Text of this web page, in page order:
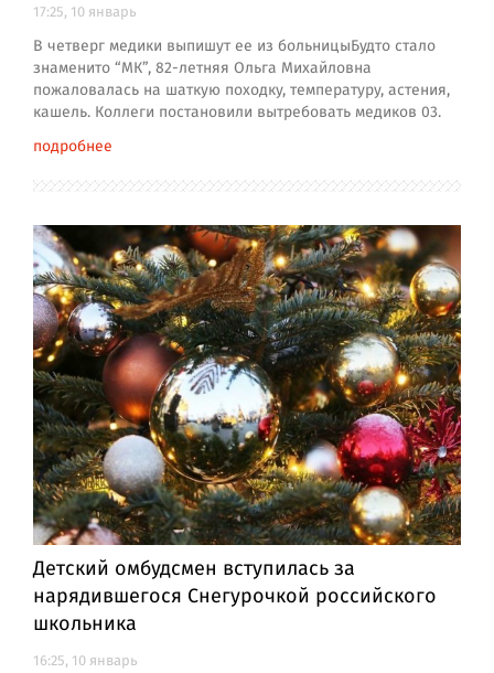
17:25, 10 январь
В четверг медики выпишут ее из больницыБудто стало
знаменито “МК”, 82-летняя Ольга Михайловна
пожаловалась на шаткую походку, температуру, астения,
кашель. Коллеги постановили вытребовать медиков 03.
подробнее
Детский омбудсмен вступилась за
нарядившегося Снегурочкой российского
школьника
16:25, 10 январь